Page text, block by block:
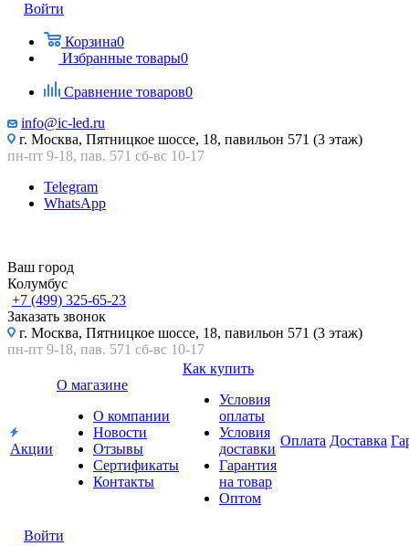
Войти
Корзина0
Избранные товары0
Сравнение товаров0
info@ic-led.ru
г. Москва, Пятницкое шоссе, 18, павильон 571 (3 этаж)
пн-пт 9-18, пав. 571 сб-вс 10-17
Telegram
WhatsApp
Ваш город
Колумбус
+7 (499) 325-65-23
Заказать звонок
г. Москва, Пятницкое шоссе, 18, павильон 571 (3 этаж)
пн-пт 9-18, пав. 571 сб-вс 10-17
Акции
О магазине
О компании
Новости
Отзывы
Сертификаты
Контакты
Как купить
Условия
оплаты
Условия
доставки
Гарантия
на товар
Оптом
Оплата Доставка
Войти